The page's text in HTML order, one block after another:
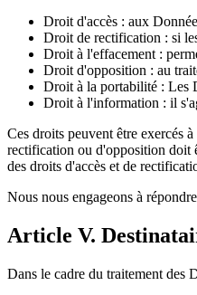
Droit d'accès : aux
Droit de rectification : si
Droit à l'effacement :
Droit d'opposition : au
Droit à la portabilité : Les
Droit à l'information : il
Ces droits peuvent être exercés
rectification ou d'opposition doit
des droits d'accès et de
Nous nous engageons à
Article V.
Dans le cadre du traitement des